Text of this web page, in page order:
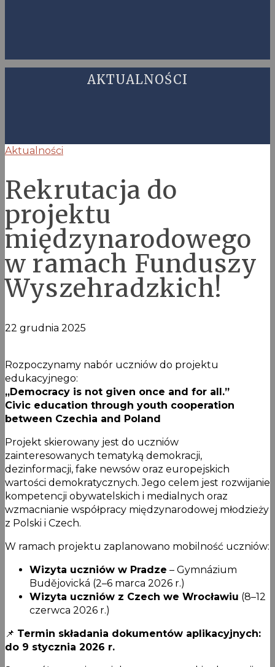
AKTUALNOŚCI
Aktualności
Rekrutacja do
projektu
międzynarodowego
w ramach Funduszy
Wyszehradzkich!
22 grudnia 2025
Rozpoczynamy nabór uczniów do projektu
edukacyjnego:
„Democracy is not given once and for all.”
Civic education through youth cooperation
between Czechia and Poland
Projekt skierowany jest do uczniów
zainteresowanych tematyką demokracji,
dezinformacji, fake newsów oraz europejskich
wartości demokratycznych. Jego celem jest rozwijanie
kompetencji obywatelskich i medialnych oraz
wzmacnianie współpracy międzynarodowej młodzieży
z Polski i Czech.
W ramach projektu zaplanowano mobilność uczniów:
Wizyta uczniów w Pradze – Gymnázium
Budějovická (2–6 marca 2026 r.)
Wizyta uczniów z Czech we Wrocławiu (8–12
czerwca 2026 r.)
📌 Termin składania dokumentów aplikacyjnych:
do 9 stycznia 2026 r.